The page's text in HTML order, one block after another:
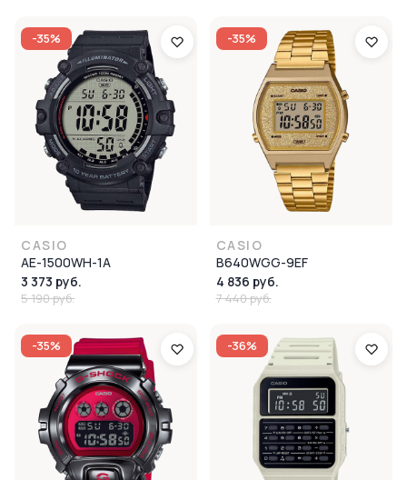
-35%
CASIO
AE-1500WH-1A
3 373 руб.
5 190 руб.
-35%
CASIO
B640WGG-9EF
4 836 руб.
7 440 руб.
-35% -36%